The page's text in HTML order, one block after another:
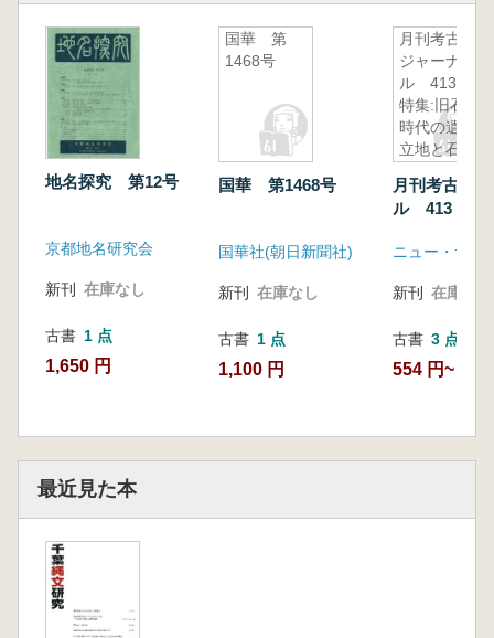
地名探究 第12号
京都地名研究会
新刊 在庫なし
古書 1 点
1,650 円
国華 第
1468号
国華 第1468号
国華社(朝日新聞社)
新刊 在庫なし
古書 1 点
1,100 円
月刊考古学
ジャーナ
ル 413
特集:旧石器
時代の遺跡
立地と石器
月刊考古学
ル 413 特
石器の出土
ニュー・サイ
新刊 在庫なし
古書 3 点
554 円~
最近見た本